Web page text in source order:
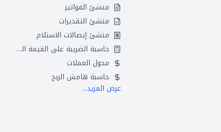
منشئ الفواتير
منشئ التقديرات
منشئ إيصالات الاستلام
حاسبة الضريبة على القيمة المضافة
محول العملات
حاسبة هامش الربح
عرض المزيد...